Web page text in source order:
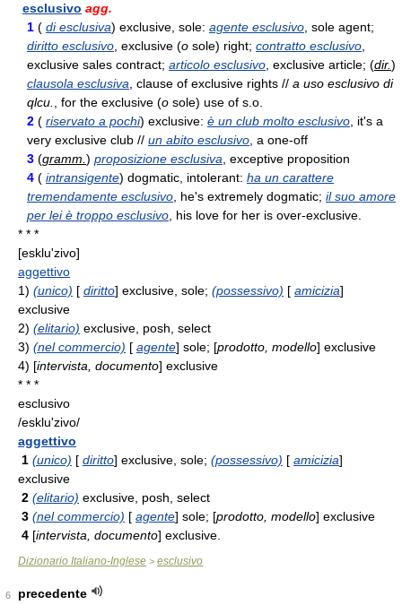
esclusivo agg.
1 ( di esclusiva) exclusive, sole: agente esclusivo , sole agent;
diritto esclusivo , exclusive (o sole) right; contratto esclusivo
exclusive sales contract; articolo esclusivo , exclusive article; (dir.)
clausola esclusiva , clause of exclusive rights // a uso esclusivo di
qlcu.
, for the exclusive (o sole) use of s.o.
2 ( riservato a pochi) exclusive: è un club molto esclusivo , it's a
very exclusive club // un abito esclusivo , a one-off
3 (gramm. ) proposizione esclusiva , exceptive proposition
4 ( intransigente) dogmatic, intolerant: ha un carattere
tremendamente esclusivo , he's extremely dogmatic; il suo amore
per lei è troppo esclusivo , his love for her is over-exclusive.
* * *
[esklu'zivo]
aggettivo
1) (unico) [ diritto] exclusive, sole; (possessivo) [ amicizia]
exclusive
2) (elitario) exclusive, posh, select
3) (nel commercio) [ agente] sole; [prodotto, modello] exclusive
4) [intervista, documento] exclusive
* * *
esclusivo
/esklu'zivo/
aggettivo
1 (unico) [ diritto] exclusive, sole; (possessivo) [ amicizia]
exclusive
2 (elitario) exclusive, posh, select
3 (nel commercio) [ agente] sole; [prodotto, modello] exclusive
4 [intervista, documento] exclusive.
Dizionario Italiano-Inglese > esclusivo
6 precedente